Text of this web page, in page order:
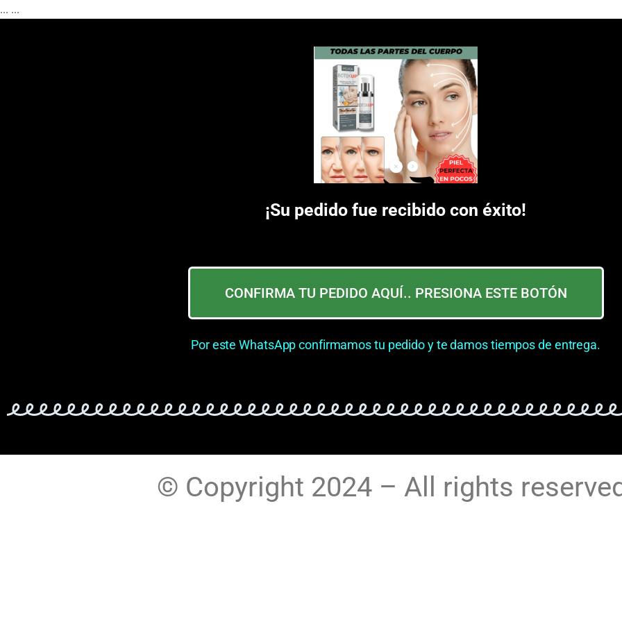
... ...
¡Su pedido fue recibido con éxito!
CONFIRMA TU PEDIDO AQUÍ.. PRESIONA ESTE BOTÓN
Por este WhatsApp confirmamos tu pedido y te damos tiempos de entrega.
© Copyright 2024 – All rights